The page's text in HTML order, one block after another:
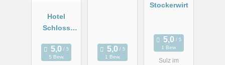
Hotel
Schloss
5 Bew. 1 Bew.
Stockerwirt
1 Bew.
Sulz im